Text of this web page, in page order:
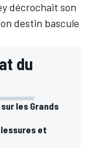
décrochait son
destin bascule
du
les Grands
et